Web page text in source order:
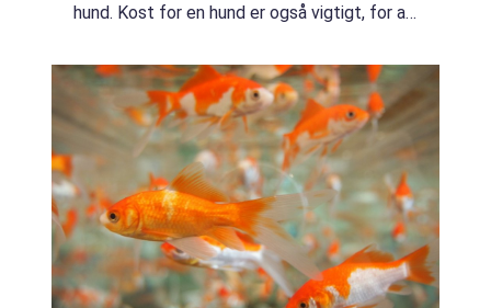
hund. Kost for en hund er også vigtigt, for at
ka...